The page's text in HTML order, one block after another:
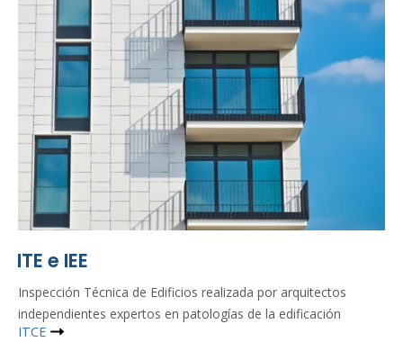
ITE e IEE
Inspección Técnica de Edificios realizada por arquitectos
independientes expertos en patologías de la edificación
ITCE